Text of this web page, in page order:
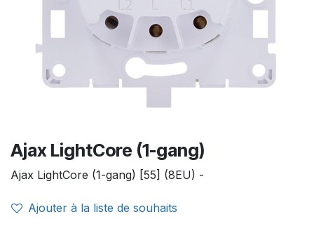
Ajax LightCore (1-gang)
Ajax LightCore (1-gang) [55] (8EU) -
Ajouter à la liste de souhaits